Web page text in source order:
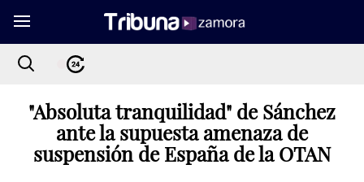
"Absoluta tranquilidad" de Sánchez
ante la supuesta amenaza de
suspensión de España de la OTAN